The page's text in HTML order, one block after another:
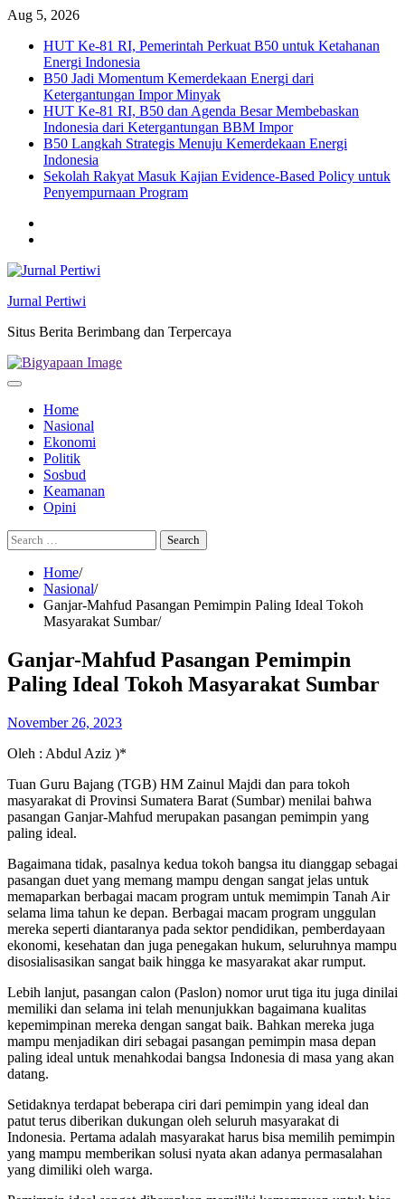
Skip
content
Aug 5, 2026
HUT Ke-81 RI, Pemerintah Perkuat B50 untuk Ketahanan
Energi Indonesia
B50 Jadi Momentum Kemerdekaan Energi dari
Ketergantungan Impor Minyak
HUT Ke-81 RI, B50 dan Agenda Besar Membebaskan
Indonesia dari Ketergantungan BBM Impor
B50 Langkah Strategis Menuju Kemerdekaan Energi
Indonesia
Sekolah Rakyat Masuk Kajian Evidence-Based Policy untuk
Penyempurnaan Program
Jurnal Pertiwi
Situs Berita Berimbang dan Terpercaya
Home
Nasional
Ekonomi
Politik
Sosbud
Keamanan
Opini
Search
for:
Home
Nasional
Ganjar-Mahfud Pasangan Pemimpin Paling Ideal Tokoh
Masyarakat Sumbar
Ganjar-Mahfud Pasangan Pemimpin
Paling Ideal Tokoh Masyarakat Sumbar
November 26, 2023
Oleh : Abdul Aziz )*
Tuan Guru Bajang (TGB) HM Zainul Majdi dan para tokoh
masyarakat di Provinsi Sumatera Barat (Sumbar) menilai bahwa
pasangan Ganjar-Mahfud merupakan pasangan pemimpin yang
paling ideal.
Bagaimana tidak, pasalnya kedua tokoh bangsa itu dianggap sebagai
pasangan duet yang memang mampu dengan sangat jelas untuk
memaparkan berbagai macam program untuk memimpin Tanah Air
selama lima tahun ke depan. Berbagai macam program unggulan
mereka seperti diantaranya pada sektor pendidikan, pemberdayaan
ekonomi, kesehatan dan juga penegakan hukum, seluruhnya mampu
disosialisasikan sangat baik hingga ke masyarakat akar rumput.
Lebih lanjut, pasangan calon (Paslon) nomor urut tiga itu juga dinilai
memiliki dan selama ini telah menunjukkan bagaimana kualitas
kepemimpinan mereka dengan sangat baik. Bahkan mereka juga
mampu menjadikan diri sebagai pasangan pemimpin masa depan
paling ideal untuk menahkodai bangsa Indonesia di masa yang akan
datang.
Setidaknya terdapat beberapa ciri dari pemimpin yang ideal dan
patut terus diberikan dukungan oleh seluruh masyarakat di
Indonesia. Pertama adalah masyarakat harus bisa memilih pemimpin
yang mampu memberikan solusi nyata akan adanya permasalahan
yang dimiliki oleh warga.